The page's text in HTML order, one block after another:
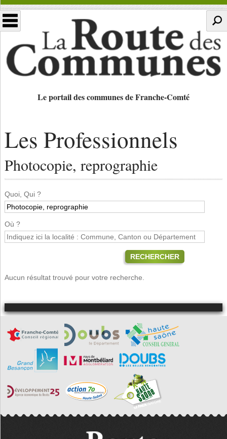
Le portail des communes de Franche-Comté
Les Professionnels
Photocopie, reprographie
Quoi, Qui ?
Où ?
RECHERCHER
Aucun résultat trouvé pour votre recherche.